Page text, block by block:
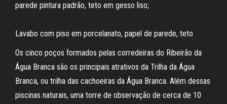
parede pintura padrão, teto em gesso liso;
Lavabo com piso em porcelanato, papel de parede, teto
Os cinco poços formados pelas corredeiras do Ribeirão da
Água Branca são os principais atrativos da Trilha da Água
Branca, ou trilha das cachoeiras da Água Branca. Além dessas
piscinas naturais, uma torre de observação de cerca de 10